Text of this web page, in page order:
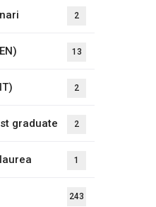
2
13
2
graduate 2
1
243